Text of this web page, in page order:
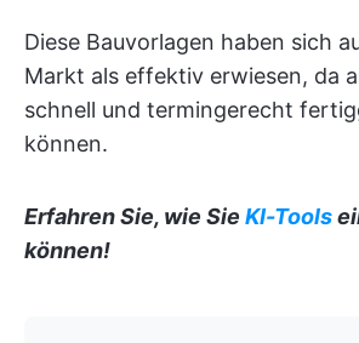
Diese Bauvorlagen haben sich
Markt als effektiv erwiesen, da
schnell und termingerecht
können.
Erfahren Sie, wie Sie KI-Tools
können!